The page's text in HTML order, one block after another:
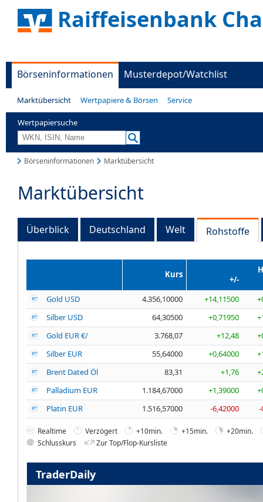
Raiffeisenbank
Börseninformationen Musterdepot/Watchlist
Marktübersicht Wertpapiere & Börsen Service
Wertpapiersuche
Börseninformationen Marktübersicht
Marktübersicht
Überblick Deutschland Welt Rohstoffe
Kurs
+/-
Gold USD
4.356,10000 +14,11500
Silber USD
64,30500 +0,71950
Gold EUR €/
3.768,07 +12,48
Silber EUR
55,64000 +0,64000
Brent Dated Öl
83,31 +1,76
Palladium EUR
1.184,67000 +1,39000
Platin EUR
1.516,57000 -6,42000 -
Realtime Verzögert +10min. +15min.
+20min.
Schlusskurs
Zur Top/Flop-Kursliste
TraderDaily